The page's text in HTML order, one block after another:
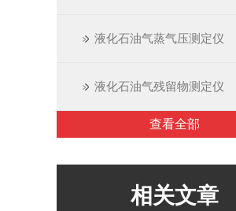
液化石油气蒸气压测定仪
液化石油气残留物测定仪
查看全部
相关文章